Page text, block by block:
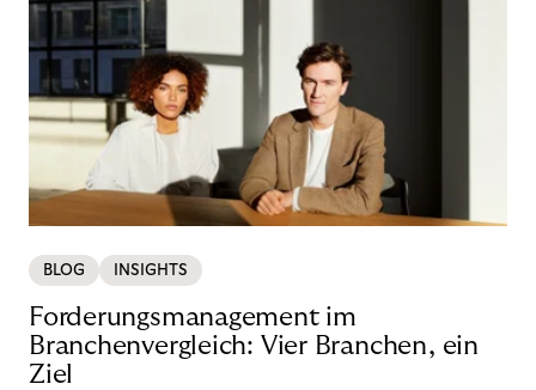
BLOG INSIGHTS
Forderungsmanagement im
Branchenvergleich: Vier Branchen, ein
Ziel